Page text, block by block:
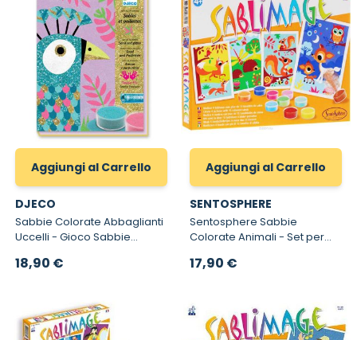
Aggiungi al Carrello
DJECO
Sabbie Colorate Abbaglianti
Uccelli - Gioco Sabbie
Uccelli Djeco 8663
18,90 €
Aggiungi al Carrello
SENTOSPHERE
Sentosphere Sabbie
Colorate Animali - Set per
Sablimage Animali
17,90 €